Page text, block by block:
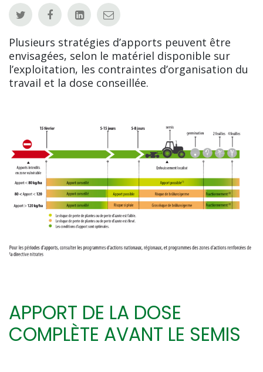
Plusieurs stratégies d’apports peuvent être
envisagées, selon le matériel disponible sur
l’exploitation, les contraintes d’organisation du
travail et la dose conseillée.
APPORT DE LA DOSE
COMPLÈTE AVANT LE SEMIS